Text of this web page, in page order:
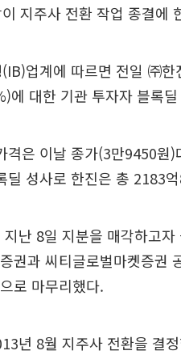
지주사 전환 작업 종결에
업계에 따르면 전일 ㈜
에 대한 기관 투자자 블록
격은 이날 종가(3만9450원
딜 성사로 한진은 총 2183
난 8일 지분을 매각하고
권과 씨티글로벌마켓증권
로 마무리했다.
년 8월 지주사 전환을 결